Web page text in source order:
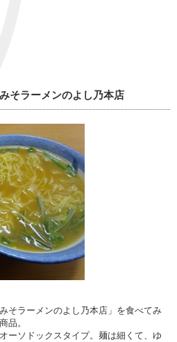
そラーメンのよし乃本店
そラーメンのよし乃本店」を食べてみ
品。
ーソドックスタイプ。麺は細くて、ゆ